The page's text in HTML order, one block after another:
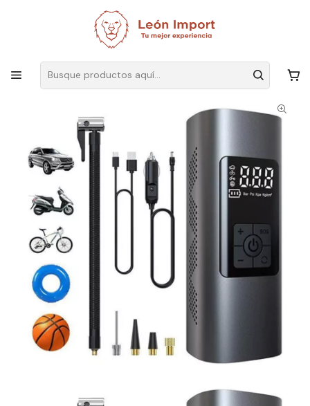
Envíos GRATIS
Ver Todos Los Productos
Compresor De Aire Portátil Inalámbrico Recargable De 6000 Ma De